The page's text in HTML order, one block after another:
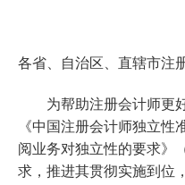
各省、自治区、直辖市注
为帮助注册会计师更
《中国注册会计师独立性
阅业务对独立性的要求》
求，推进其贯彻实施到位